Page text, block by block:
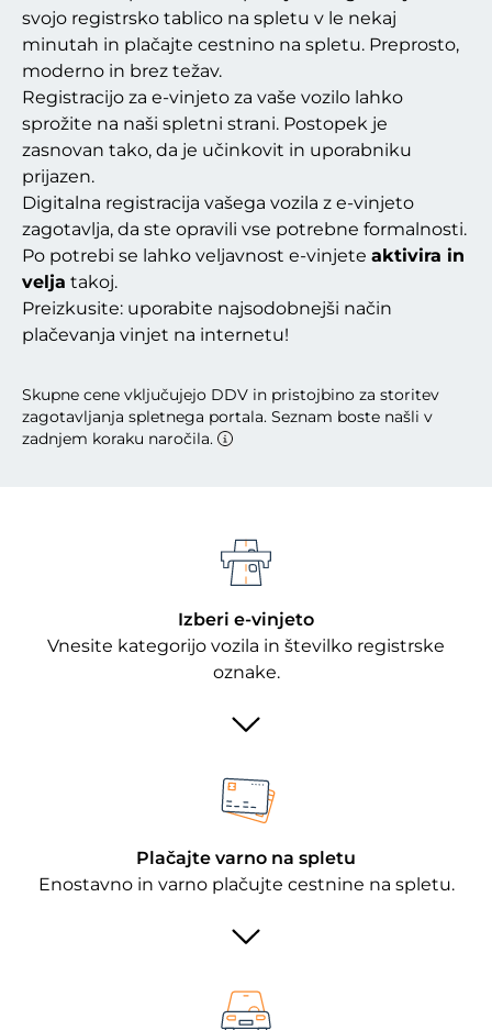
svojo registrsko tablico na spletu v le nekaj
minutah in plačajte cestnino na spletu. Preprosto,
moderno in brez težav.
Registracijo za e-vinjeto za vaše vozilo lahko
sprožite na naši spletni strani. Postopek je
zasnovan tako, da je učinkovit in uporabniku
prijazen.
Digitalna registracija vašega vozila z e-vinjeto
zagotavlja, da ste opravili vse potrebne formalnosti.
Po potrebi se lahko veljavnost e-vinjete aktivira in
velja takoj.
Preizkusite: uporabite najsodobnejši način
plačevanja vinjet na internetu!
Skupne cene vključujejo DDV in pristojbino za storitev
zagotavljanja spletnega portala. Seznam boste našli v
zadnjem koraku naročila.
Izberi e-vinjeto
Vnesite kategorijo vozila in številko registrske
oznake.
Plačajte varno na spletu
Enostavno in varno plačujte cestnine na spletu.